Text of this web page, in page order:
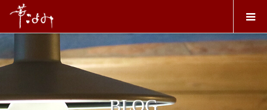
BLOG